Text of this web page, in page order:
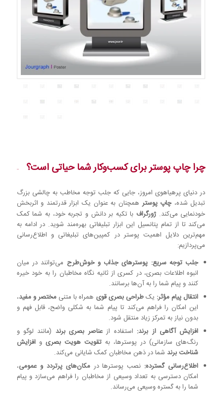
چرا چاپ پوستر برای کسب‌وکار شما حیاتی است؟
در دنیای پرهیاهوی امروز، جایی که جلب توجه مخاطب به چالشی بزرگ
تبدیل شده،چاپ پوسترهمچنان به عنوان یک ابزار قدرتمند و اثربخش
خودنمایی می‌کند. ژورگراف با تکیه بر دانش و تجربه خود، به شما کمک
می‌کند تا از تمام پتانسیل این ابزار تبلیغاتی بهره‌مند شوید. در ادامه به
مهم‌ترین دلایل اهمیت پوستر در کمپین‌های تبلیغاتی و اطلاع‌رسانی
می‌پردازیم:
جلب توجه سریع: پوسترهای جذاب و خوش‌طرح می‌توانند در میان
انبوه اطلاعات بصری، در کسری از ثانیه نگاه مخاطبان را به خود خیره
کنند و پیام شما را به آن‌ها برسانند.
انتقال پیام مؤثر: یکطراحی بصری قوی همراه با متنیمختصر و مفید،
این امکان را فراهم می‌کند تا پیام شما به شکلی واضح، قابل فهم و
بدون نیاز به تمرکز زیاد منتقل شود.
افزایش آگاهی از برند: استفاده ازعناصر بصری برند (مانند لوگو و
رنگ‌های سازمانی) در پوسترها، بهتقویت هویت بصری وافزایش
شناخت برند شما در ذهن مخاطبان کمک شایانی می‌کند.
اطلاع‌رسانی گسترده: نصب پوسترها درمکان‌های پرتردد و عمومی،
امکان دسترسی به تعداد وسیعی از مخاطبان را فراهم می‌سازد و پیام
شما را به گستره وسیعی می‌رساند.